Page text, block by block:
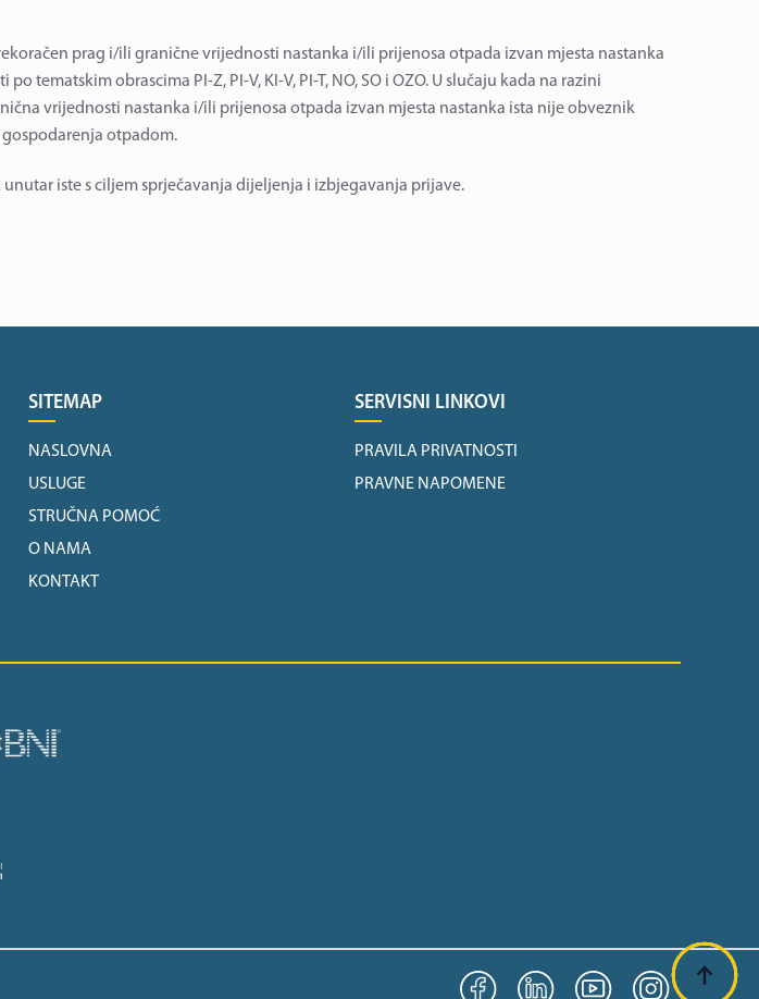
prag i/ili granične vrijednosti nastanka i/ili prijenosa otpada izvan mjesta nastanka
obrascima PI-Z, PI-V, KI-V, PI-T, NO, SO i OZO. U slučaju kada na razini
vrijednosti nastanka i/ili prijenosa otpada izvan mjesta nastanka ista nije obveznik
otpadom.
iste s ciljem sprječavanja dijeljenja i izbjegavanja prijave.
SITEMAP
NASLOVNA
USLUGE
STRUČNA POMOĆ
O NAMA
KONTAKT
SERVISNI LINKOVI
PRAVILA PRIVATNOSTI
PRAVNE NAPOMENE